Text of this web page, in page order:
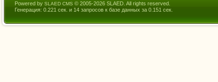
Powered by SLAED CMS © 2005-2026 SLAED. All rights reserved.
Генерация: 0.221 сек. и 14 запросов к базе данных за 0.151 сек.